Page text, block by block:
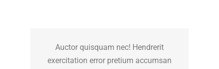
Auctor quisquam nec! Hendrerit
exercitation error pretium accumsan